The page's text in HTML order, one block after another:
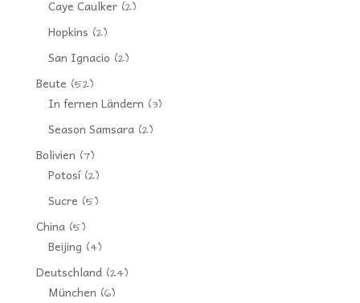
Caye Caulker(2)
Hopkins (2)
San Ignacio (2)
Beute (52)
In fernen Ländern (3)
Season Samsara(2)
Bolivien (7)
Potosí(2)
Sucre (5)
China(5)
Beijing (4)
Deutschland(24)
München (6)